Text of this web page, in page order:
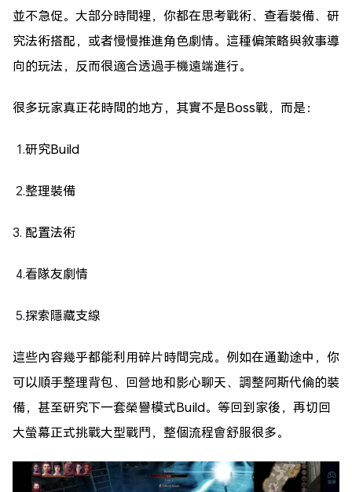
並不急促。大部分時間裡，你都在思考戰術、查看裝備、研
究法術搭配，或者慢慢推進角色劇情。這種偏策略與敘事導
向的玩法，反而很適合透過手機遠端進行。
很多玩家真正花時間的地方，其實不是Boss戰，而是：
1.研究Build
2.整理裝備
3. 配置法術
4.看隊友劇情
5.探索隱藏支線
這些內容幾乎都能利用碎片時間完成。例如在通勤途中，你
可以順手整理背包、回營地和影心聊天、調整阿斯代倫的裝
備，甚至研究下一套榮譽模式Build。等回到家後，再切回
大螢幕正式挑戰大型戰鬥，整個流程會舒服很多。